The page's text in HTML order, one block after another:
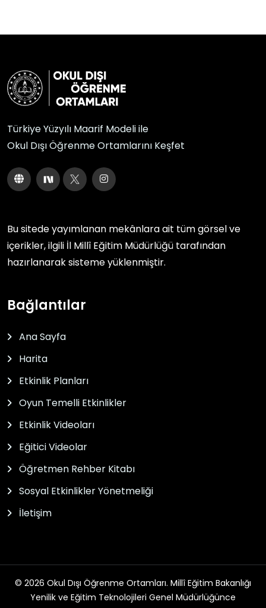
Türkiye Yüzyılı Maarif Modeli ile
Okul Dışı Öğrenme Ortamlarını Keşfet
Bu sitede yayımlanan mekânlara ait tüm görsel ve
içerikler, ilgili İl Millî Eğitim Müdürlüğü tarafından
hazırlanarak sisteme yüklenmiştir.
Bağlantılar
Ana Sayfa
Harita
Etkinlik Planları
Oyun Temelli Etkinlikler
Etkinlik Videoları
Eğitici Videolar
Öğretmen Rehber Kitabı
Sosyal Etkinlikler Yönetmeliği
İletişim
© 2026 Okul Dışı Öğrenme Ortamları. Millî Eğitim Bakanlığı
Yenilik ve Eğitim Teknolojileri Genel Müdürlüğünce